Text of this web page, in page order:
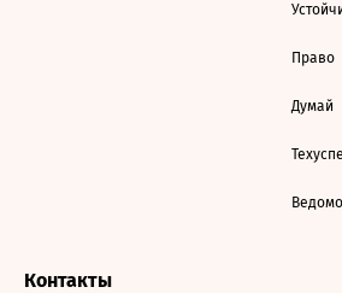
Право
Думай
Контакты